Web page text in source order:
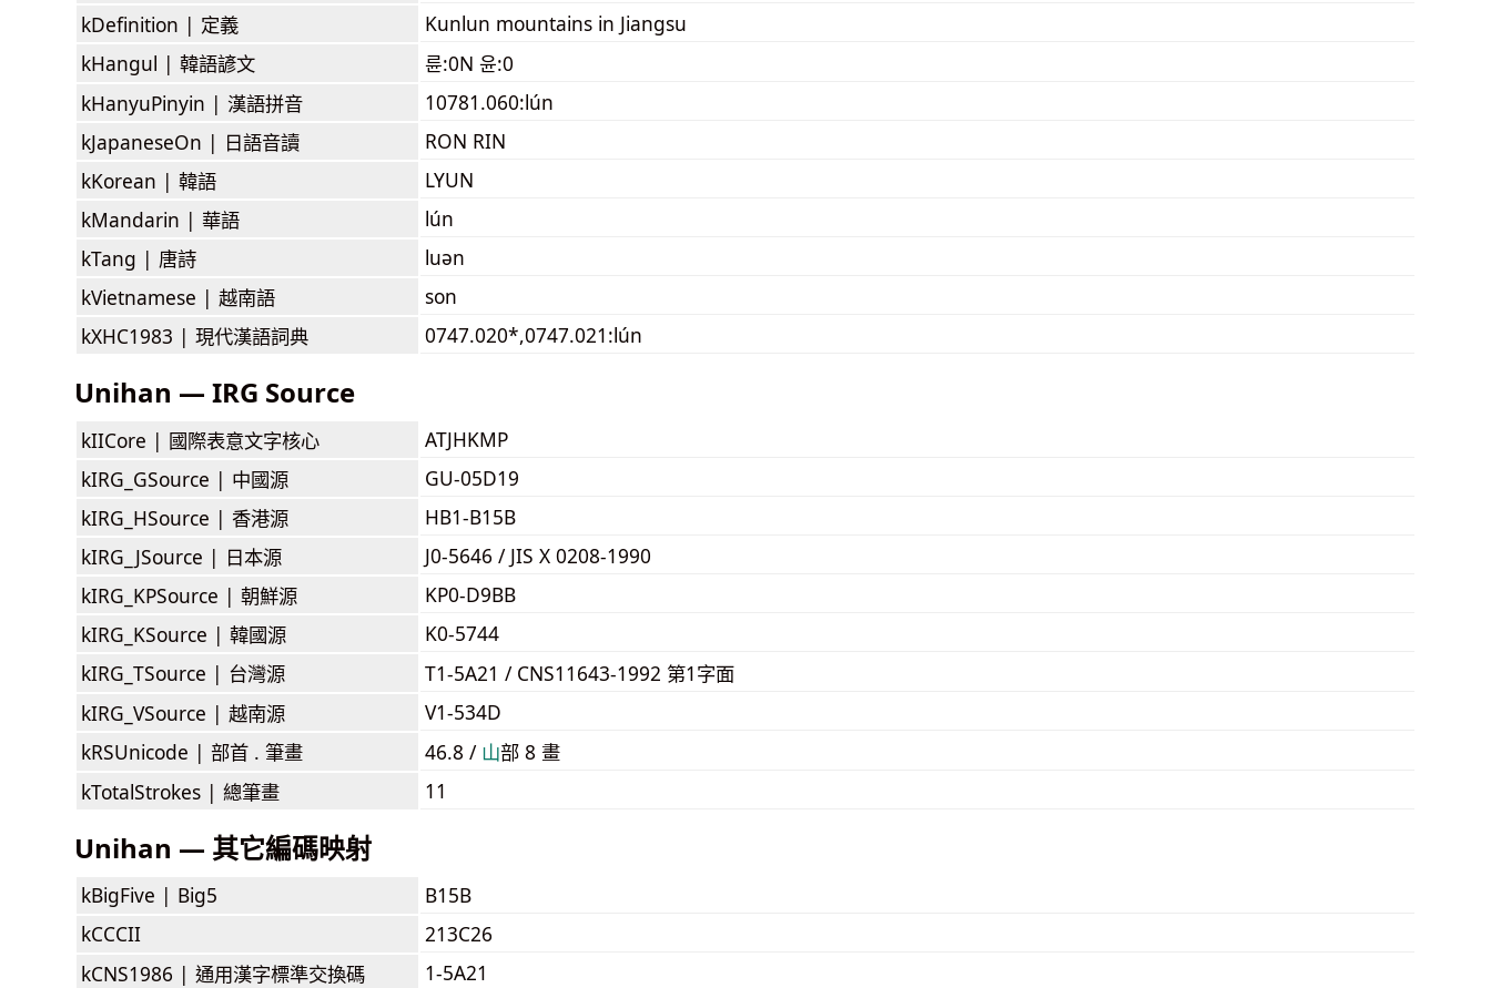
kDefinition | 定義
Kunlun mountains in Jiangsu
kHangul | 韓語諺文
륜:0N 윤:0
kHanyuPinyin | 漢語拼音
10781.060:lún
kJapaneseOn | 日語音讀
RON RIN
kKorean | 韓語
LYUN
kMandarin | 華語
lún
kTang | 唐詩
luən
kVietnamese | 越南語
son
kXHC1983 | 現代漢語詞典 0747.020*,0747.021:lún
Unihan — IRG Source
kIICore | 國際表意文字核心
ATJHKMP
kIRG_GSource | 中國源
GU-05D19
kIRG_HSource | 香港源
HB1-B15B
kIRG_JSource | 日本源
J0-5646 / JIS X 0208-1990
kIRG_KPSource | 朝鮮源
KP0-D9BB
kIRG_KSource | 韓國源
K0-5744
kIRG_TSource | 台灣源
T1-5A21 / CNS11643-1992 第1字面
kIRG_VSource | 越南源
V1-534D
kRSUnicode | 部首 . 筆畫 46.8 / ⼭部 8 畫
kTotalStrokes | 總筆畫 11
Unihan — 其它編碼映射
kBigFive | Big5
B15B
kCCCII
213C26
kCNS1986 | 通用漢字標準交換碼
1-5A21